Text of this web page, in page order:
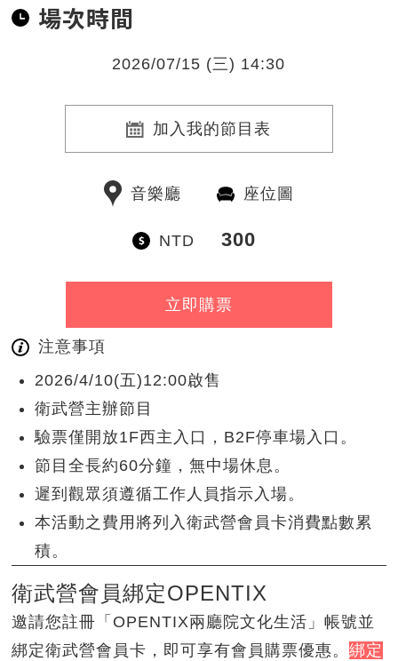
場次時間
2026/07/15 (三) 14:30
加入我的節目表
音樂廳 座位圖
NTD 300
立即購票
注意事項
2026/4/10(五)12:00啟售
衛武營主辦節目
驗票僅開放1F西主入口，B2F停車場入口。
節目全長約60分鐘，無中場休息。
遲到觀眾須遵循工作人員指示入場。
本活動之費用將列入衛武營會員卡消費點數累
積。
衛武營會員綁定OPENTIX
邀請您註冊「OPENTIX兩廳院文化生活」帳號並
綁定衛武營會員卡，即可享有會員購票優惠。綁定